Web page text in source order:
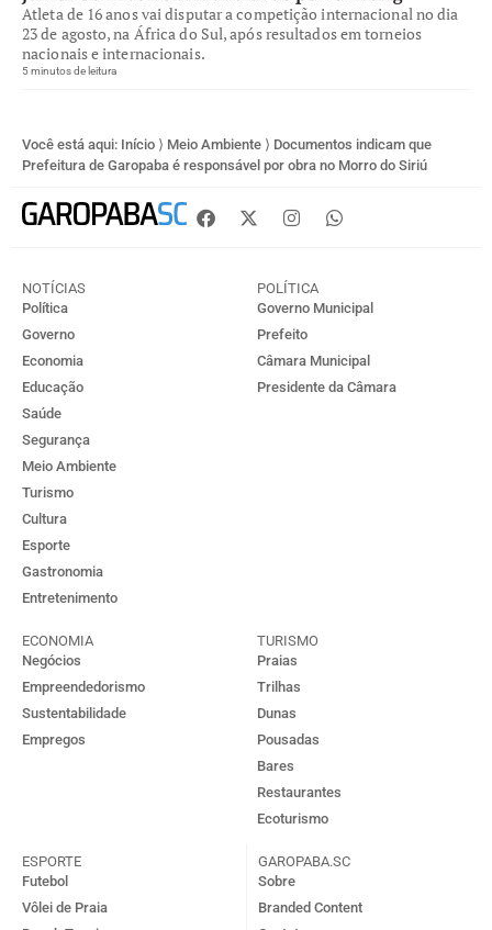
Atleta de 16 anos vai disputar a competição internacional no dia
23 de agosto, na África do Sul, após resultados em torneios
nacionais e internacionais.
5 minutos de leitura
Você está aqui: Início ⟩ Meio Ambiente ⟩ Documentos indicam que
Prefeitura de Garopaba é responsável por obra no Morro do Siriú
NOTÍCIAS
Política
Governo
Economia
Educação
Saúde
Segurança
Meio Ambiente
Turismo
Cultura
Esporte
Gastronomia
Entretenimento
POLÍTICA
Governo Municipal
Prefeito
Câmara Municipal
Presidente da Câmara
ECONOMIA
Negócios
Empreendedorismo
Sustentabilidade
Empregos
TURISMO
Praias
Trilhas
Dunas
Pousadas
Bares
Restaurantes
Ecoturismo
ESPORTE
Futebol
Vôlei de Praia
GAROPABA.SC
Sobre
Branded Content